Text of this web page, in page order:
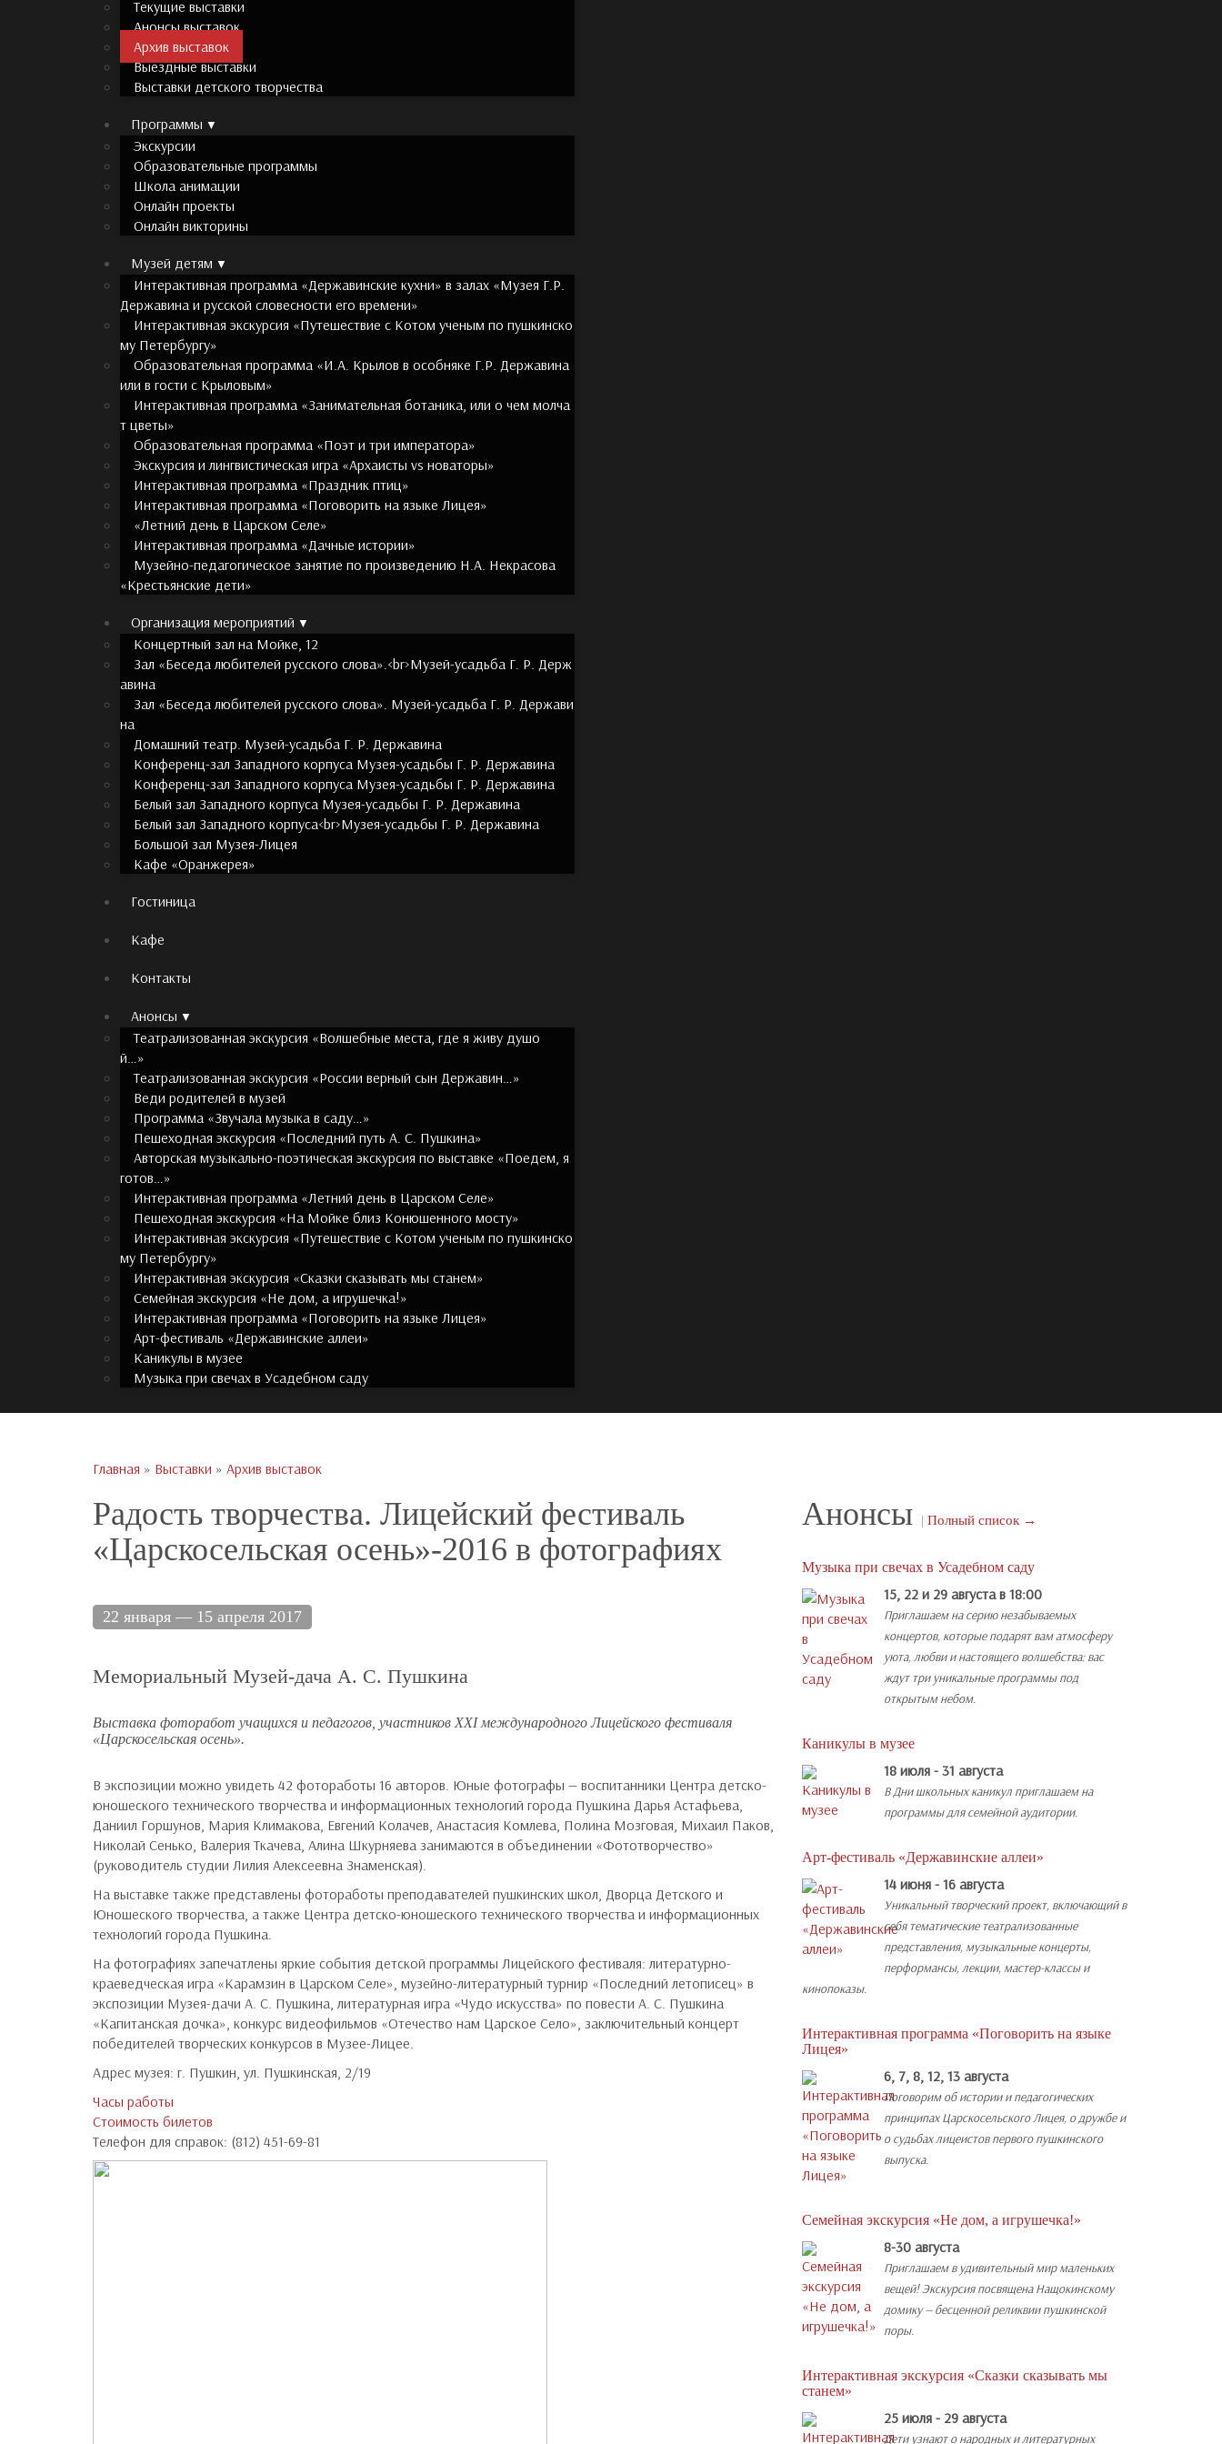
Текущие выставки
Анонсы выставок
Архив выставок
Выездные выставки
Выставки детского творчества
Программы
Экскурсии
Образовательные программы
Школа анимации
Онлайн проекты
Онлайн викторины
Музей детям
Интерактивная программа «Державинские кухни» в залах «Музея Г.Р.
Державина и русской словесности его времени»
Интерактивная экскурсия «Путешествие с Котом ученым по пушкинско
му Петербургу»
Образовательная программа «И.А. Крылов в особняке Г.Р. Державина
или в гости с Крыловым»
Интерактивная программа «Занимательная ботаника, или о чем молча
т цветы»
Образовательная программа «Поэт и три императора»
Экскурсия и лингвистическая игра «Архаисты vs новаторы»
Интерактивная программа «Праздник птиц»
Интерактивная программа «Поговорить на языке Лицея»
«Летний день в Царском Селе»
Интерактивная программа «Дачные истории»
Музейно-педагогическое занятие по произведению Н.А. Некрасова
«Крестьянские дети»
Организация мероприятий
Концертный зал на Мойке, 12
Зал «Беседа любителей русского слова».<br>Музей-усадьба Г. Р. Держ
авина
Зал «Беседа любителей русского слова». Музей-усадьба Г. Р. Держави
на
Домашний театр. Музей-усадьба Г. Р. Державина
Конференц-зал Западного корпуса Музея-усадьбы Г. Р. Державина
Конференц-зал Западного корпуса Музея-усадьбы Г. Р. Державина
Белый зал Западного корпуса Музея-усадьбы Г. Р. Державина
Белый зал Западного корпуса<br>Музея-усадьбы Г. Р. Державина
Большой зал Музея-Лицея
Кафе «Оранжерея»
Гостиница
Кафе
Контакты
Анонсы
Театрализованная экскурсия «Волшебные места, где я живу душо
й…»
Театрализованная экскурсия «России верный сын Державин…»
Веди родителей в музей
Программа «Звучала музыка в саду…»
Пешеходная экскурсия «Последний путь А. С. Пушкина»
Авторская музыкально-поэтическая экскурсия по выставке «Поедем, я
готов…»
Интерактивная программа «Летний день в Царском Селе»
Пешеходная экскурсия «На Мойке близ Конюшенного мосту»
Интерактивная экскурсия «Путешествие с Котом ученым по пушкинско
му Петербургу»
Интерактивная экскурсия «Сказки сказывать мы станем»
Семейная экскурсия «Не дом, а игрушечка!»
Интерактивная программа «Поговорить на языке Лицея»
Арт-фестиваль «Державинские аллеи»
Каникулы в музее
Музыка при свечах в Усадебном саду
Главная » Выставки » Архив выставок
Радость творчества. Лицейский фестиваль
«Царскосельская осень»-2016 в фотографиях
22 января — 15 апреля 2017
Мемориальный Музей-дача А. С. Пушкина
Выставка фоторабот учащихся и педагогов, участников XXI международного Лицейского фестиваля
«Царскосельская осень».
В экспозиции можно увидеть 42 фотоработы 16 авторов. Юные фотографы — воспитанники Центра детско-
юношеского технического творчества и информационных технологий города Пушкина Дарья Астафьева,
Даниил Горшунов, Мария Климакова, Евгений Колачев, Анастасия Комлева, Полина Мозговая, Михаил Паков,
Николай Сенько, Валерия Ткачева, Алина Шкурняева занимаются в объединении «Фототворчество»
(руководитель студии Лилия Алексеевна Знаменская).
На выставке также представлены фотоработы преподавателей пушкинских школ, Дворца Детского и
Юношеского творчества, а также Центра детско-юношеского технического творчества и информационных
технологий города Пушкина.
На фотографиях запечатлены яркие события детской программы Лицейского фестиваля: литературно-
краеведческая игра «Карамзин в Царском Селе», музейно-литературный турнир «Последний летописец» в
экспозиции Музея-дачи А. С. Пушкина, литературная игра «Чудо искусства» по повести А. С. Пушкина
«Капитанская дочка», конкурс видеофильмов «Отечество нам Царское Село», заключительный концерт
победителей творческих конкурсов в Музее-Лицее.
Адрес музея: г. Пушкин, ул. Пушкинская, 2/19
Часы работы
Стоимость билетов
Телефон для справок: (812) 451-69-81
Анонсы | Полный список →
Музыка при свечах в Усадебном саду
15, 22 и 29 августа в 18:00
Приглашаем на серию незабываемых
концертов, которые подарят вам атмосферу
уюта, любви и настоящего волшебства: вас
ждут три уникальные программы под
открытым небом.
Каникулы в музее
18 июля - 31 августа
В Дни школьных каникул приглашаем на
программы для семейной аудитории.
Арт-фестиваль «Державинские аллеи»
14 июня - 16 августа
Уникальный творческий проект, включающий в
себя тематические театрализованные
представления, музыкальные концерты,
перформансы, лекции, мастер-классы и
кинопоказы.
Интерактивная программа «Поговорить на языке
Лицея»
6, 7, 8, 12, 13 августа
Поговорим об истории и педагогических
принципах Царскосельского Лицея, о дружбе и
о судьбах лицеистов первого пушкинского
выпуска.
Семейная экскурсия «Не дом, а игрушечка!»
8-30 августа
Приглашаем в удивительный мир маленьких
вещей! Экскурсия посвящена Нащокинскому
домику — бесценной реликвии пушкинской
поры.
Интерактивная экскурсия «Сказки сказывать мы
станем»
25 июля - 29 августа
Дети узнают о народных и литературных